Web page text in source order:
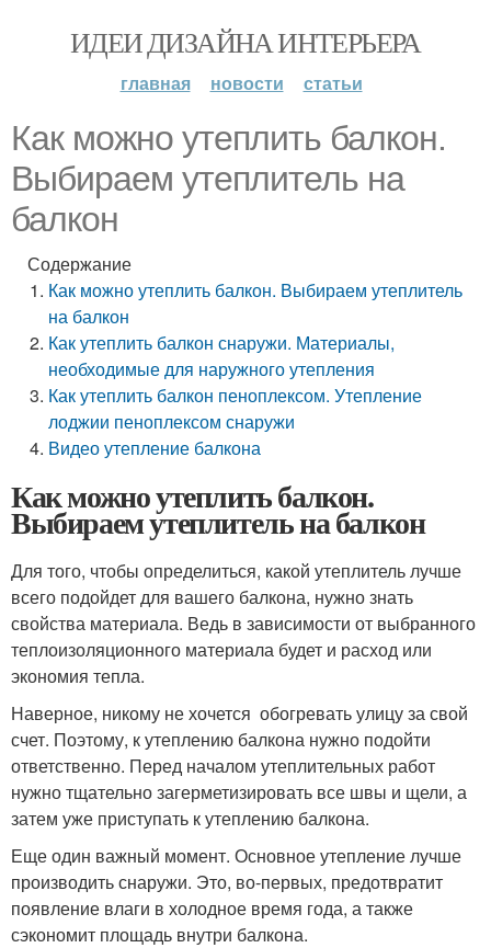
ИДЕИ ДИЗАЙНА ИНТЕРЬЕРА
главная новости статьи
Как можно утеплить балкон.
Выбираем утеплитель на
балкон
Содержание
Как можно утеплить балкон. Выбираем утеплитель
на балкон
Как утеплить балкон снаружи. Материалы,
необходимые для наружного утепления
Как утеплить балкон пеноплексом. Утепление
лоджии пеноплексом снаружи
Видео утепление балкона
Как можно утеплить балкон.
Выбираем утеплитель на балкон
Для того, чтобы определиться, какой утеплитель лучше
всего подойдет для вашего балкона, нужно знать
свойства материала. Ведь в зависимости от выбранного
теплоизоляционного материала будет и расход или
экономия тепла.
Наверное, никому не хочется обогревать улицу за свой
счет. Поэтому, к утеплению балкона нужно подойти
ответственно. Перед началом утеплительных работ
нужно тщательно загерметизировать все швы и щели, а
затем уже приступать к утеплению балкона.
Еще один важный момент. Основное утепление лучше
производить снаружи. Это, во-первых, предотвратит
появление влаги в холодное время года, а также
сэкономит площадь внутри балкона.